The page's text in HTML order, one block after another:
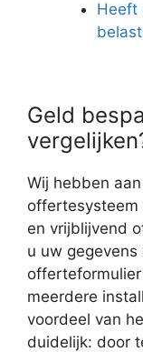
Heeft
Geld
Wij hebben
offertesysteem
en vrijblijvend
u uw
meerdere
voordeel van
duidelijk: door